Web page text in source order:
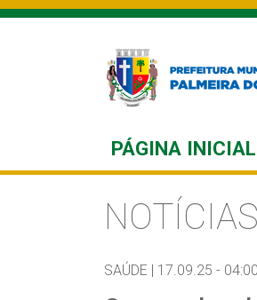
PÁGINA INICIAL
NOTÍCIAS
SAÚDE | 17.09.25 -